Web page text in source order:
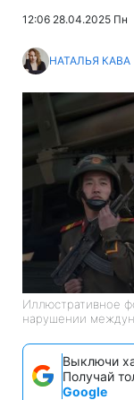
12:06 28.04.2025 Пн
НАТАЛЬЯ КАВА
Иллюстративное
нарушении
Выключи
Получай
Google